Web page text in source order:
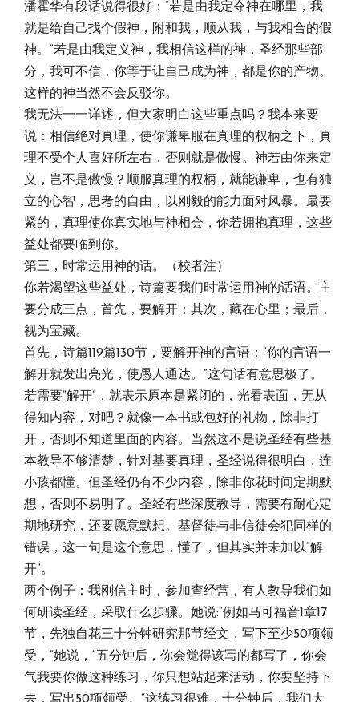
潘霍华有段话说得很好：“若是由我定夺神在哪里，我
就是给自己找个假神，附和我，顺从我，与我相合的假
神。”若是由我定义神，我相信这样的神，圣经那些部
分，我可不信，你等于让自己成为神，都是你的产物。
这样的神当然不会反驳你。
我无法一一详述，但大家明白这些重点吗？我本来要
说：相信绝对真理，使你谦卑服在真理的权柄之下，真
理不受个人喜好所左右，否则就是傲慢。神若由你来定
义，岂不是傲慢？顺服真理的权柄，就能谦卑，也有独
立的心智，思考的自由，以刚毅的能力面对风暴。最要
紧的，真理使你真实地与神相会，你若拥抱真理，这些
益处都要临到你。
第三，时常运用神的话。（校者注）
你若渴望这些益处，诗篇要我们时常运用神的话语。主
要分成三点，首先，要解开；其次，藏在心里；最后，
视为宝藏。
首先，诗篇119篇130节，要解开神的言语：“你的言语一
解开就发出亮光，使愚人通达。”这句话有意思极了。
若需要“解开”，就表示原本是紧闭的，光看表面，无从
得知内容，对吧？就像一本书或包好的礼物，除非打
开，否则不知道里面的内容。当然这不是说圣经有些基
本教导不够清楚，针对基要真理，圣经说得很明白，连
小孩都懂。但圣经仍有不少内容，除非你花时间定期默
想，否则不易明了。圣经有些深度教导，需要有耐心定
期地研究，还要愿意默想。基督徒与非信徒会犯同样的
错误，这一句是这个意思，懂了，但其实并未加以“解
开”。
两个例子：我刚信主时，参加查经营，有人教导我们如
何研读圣经，采取什么步骤。她说:“例如马可福音1章17
节，先独自花三十分钟研究那节经文，写下至少50项领
受，”她说，“五分钟后，你会觉得该写的都写了，你会
气我要你做这种练习，你只想站起来活动，你要坚持下